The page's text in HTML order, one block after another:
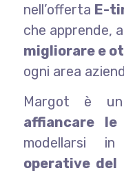
nell’offerta E-
che apprende,
migliorare e
ogni area
Margot è
affiancare
modellarsi
operative del